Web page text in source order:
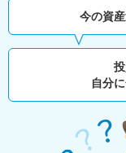
今の資
自分